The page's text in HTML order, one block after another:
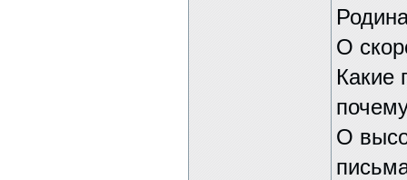
О
Какие
О